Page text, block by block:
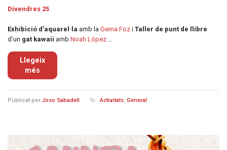
Divendres 25
Exhibició d’aquarel·la amb la Gema Foz i Taller de punt de llibre
d’un gat kawaii amb Noah López.…
Llegeix
més
Publicat per Joso Sabadell Activitats, General